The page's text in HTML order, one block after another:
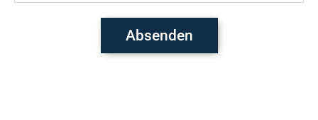
Absenden